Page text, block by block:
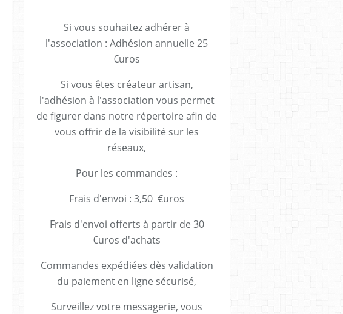
Si vous souhaitez adhérer à
l'association : Adhésion annuelle 25
€uros
Si vous êtes créateur artisan,
l'adhésion à l'association vous permet
de figurer dans notre répertoire afin de
vous offrir de la visibilité sur les
réseaux,
Pour les commandes :
Frais d'envoi : 3,50 €uros
Frais d'envoi offerts à partir de 30
€uros d'achats
Commandes expédiées dès validation
du paiement en ligne sécurisé,
Surveillez votre messagerie, vous